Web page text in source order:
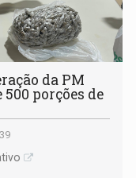
da PM
porções de